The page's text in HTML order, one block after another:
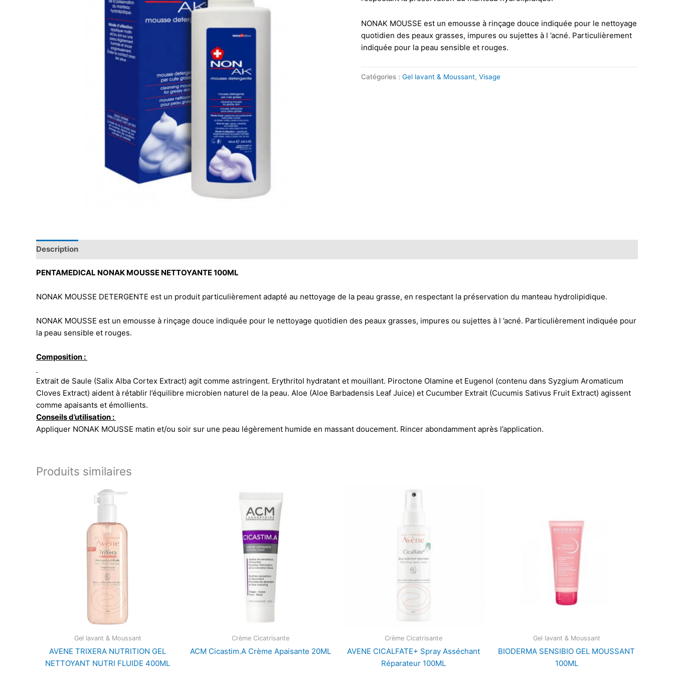
NONAK MOUSSE est un emousse à rinçage douce indiquée pour le nettoyage
quotidien des peaux grasses, impures ou sujettes à l ’acné. Particulièrement
indiquée pour la peau sensible et rouges.
Catégories : Gel lavant & Moussant, Visage
Description
PENTAMEDICAL NONAK MOUSSE NETTOYANTE 100ML
NONAK MOUSSE DETERGENTE est un produit particulièrement adapté au nettoyage de la peau grasse, en respectant la préservation du manteau hydrolipidique.
NONAK MOUSSE est un emousse à rinçage douce indiquée pour le nettoyage quotidien des peaux grasses, impures ou sujettes à l ’acné. Particulièrement indiquée pour
la peau sensible et rouges.
Composition :
Extrait de Saule (Salix Alba Cortex Extract) agit comme astringent. Erythritol hydratant et mouillant. Piroctone Olamine et Eugenol (contenu dans Syzgium Aromaticum
Cloves Extract) aident à rétablir l’équilibre microbien naturel de la peau. Aloe (Aloe Barbadensis Leaf Juice) et Cucumber Extrait (Cucumis Sativus Fruit Extract) agissent
comme apaisants et émollients.
Conseils d’utilisation :
Appliquer NONAK MOUSSE matin et/ou soir sur une peau légèrement humide en massant doucement. Rincer abondamment après l’application.
Produits similaires
Gel lavant & Moussant
AVENE TRIXERA NUTRITION GEL
NETTOYANT NUTRI FLUIDE 400ML
Crème Cicatrisante
ACM Cicastim.A Crème Apaisante 20ML
Crème Cicatrisante
AVENE CICALFATE+ Spray Asséchant
Réparateur 100ML
Gel lavant & Moussant
BIODERMA SENSIBIO GEL MOUSSANT
100ML